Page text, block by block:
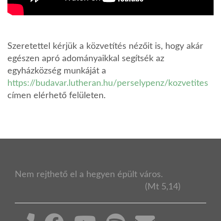
Szeretettel kérjük a közvetítés nézőit is, hogy akár
egészen apró adományaikkal segítsék az
egyházközség munkáját a
https://budavar.lutheran.hu/perselypenz/kozvetites
címen elérhető felületen.
Nem rejthető el a hegyen épült város.
(Mt 5,14)